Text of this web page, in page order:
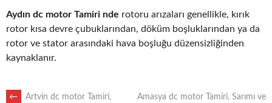
Aydın dc motor Tamiri nde rotoru arızaları genellikle, kırık
rotor kısa devre çubuklarından, döküm boşluklarından ya da
rotor ve stator arasındaki hava boşluğu düzensizliğinden
kaynaklanır.
←
Artvin dc motor Tamiri,
Amasya dc motor Tamiri, Sarımı ve